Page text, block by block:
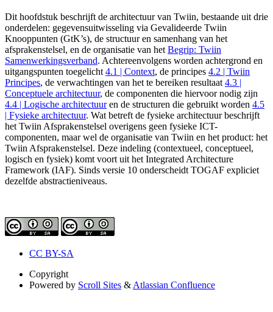
Dit hoofdstuk beschrijft de architectuur van Twiin, bestaande uit drie
onderdelen: gegevensuitwisseling via Gevalideerde Twiin
Knooppunten (GtK’s), de structuur en samenhang van het
afsprakenstelsel, en de organisatie van het Begrip: Twiin
Samenwerkingsverband. Achtereenvolgens worden achtergrond en
uitgangspunten toegelicht 4.1 | Context, de principes 4.2 | Twiin
Principes, de verwachtingen van het te bereiken resultaat 4.3 |
Conceptuele architectuur, de componenten die hiervoor nodig zijn
4.4 | Logische architectuuren de structuren die gebruikt worden 4.5
| Fysieke architectuur. Wat betreft de fysieke architectuur beschrijft
het Twiin Afsprakenstelsel overigens geen fysieke ICT-
componenten, maar wel de organisatie van Twiin en het product: het
Twiin Afsprakenstelsel. Deze indeling (contextueel, conceptueel,
logisch en fysiek) komt voort uit het Integrated Architecture
Framework (IAF). Sinds versie 10 onderscheidt TOGAF expliciet
dezelfde abstractieniveaus.
CC BY-SA
Copyright
Powered by Scroll Sites & Atlassian Confluence